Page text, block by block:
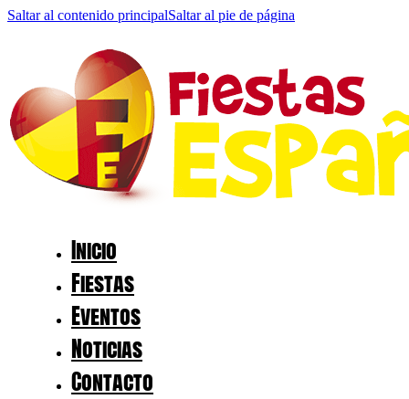
Saltar al contenido principalSaltar al pie de página
Inicio
Fiestas
Eventos
Noticias
Contacto